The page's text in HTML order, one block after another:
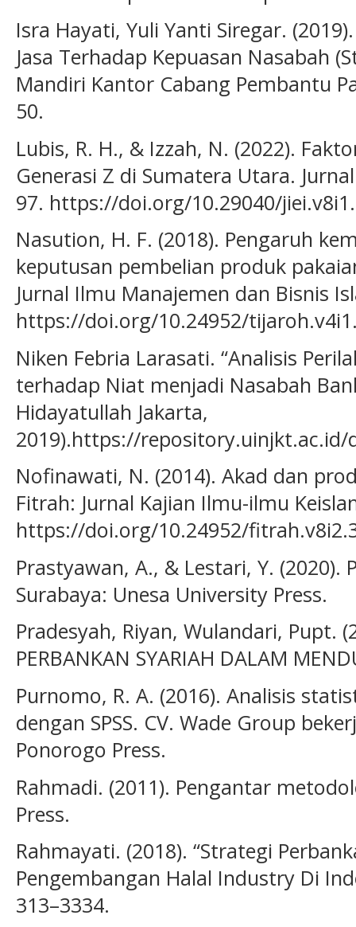
Isra Hayati, Yuli Yanti Siregar.
Jasa Terhadap Kepuasan Nasabah
Mandiri Kantor Cabang Pembantu
50.
Lubis, R. H., & Izzah, N. (2022).
Generasi Z di Sumatera Utara.
97. https://doi.org/10.29040/
Nasution, H. F. (2018). Pengaruh
keputusan pembelian produk
Jurnal Ilmu Manajemen dan Bisnis
https://doi.org/10.24952/
Niken Febria Larasati. “Analisis
terhadap Niat menjadi Nasabah
Hidayatullah Jakarta,
2019).https://repository.uinjkt.ac.id/
Nofinawati, N. (2014). Akad dan
Fitrah: Jurnal Kajian Ilmu-ilmu
https://doi.org/10.24952/
Prastyawan, A., & Lestari, Y. (2020).
Surabaya: Unesa University Press.
Pradesyah, Riyan, Wulandari, Pupt.
PERBANKAN SYARIAH DALAM
Purnomo, R. A. (2016). Analisis
dengan SPSS. CV. Wade Group
Ponorogo Press.
Rahmadi. (2011). Pengantar
Press.
Rahmayati. (2018). “Strategi
Pengembangan Halal Industry Di
313–3334.